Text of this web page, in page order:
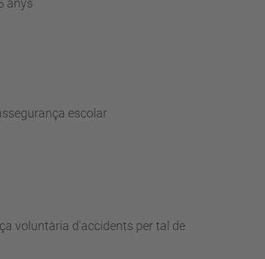
anys
escolar
voluntària d'accidents per tal de